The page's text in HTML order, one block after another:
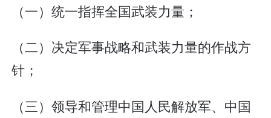
（一）统一指挥全国武装力量；
（二）决定军事战略和武装力量的作战方
针；
（三）领导和管理中国人民解放军、中国